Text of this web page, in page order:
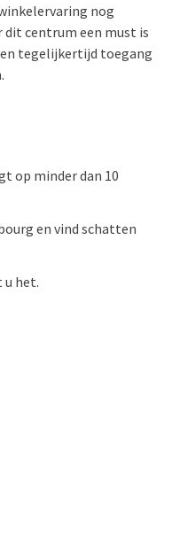
nog
centrum een must is
en tegelijkertijd toegang
op minder dan 10
en vind schatten
u het.